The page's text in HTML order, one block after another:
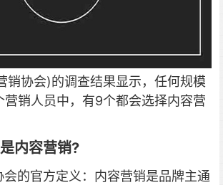
销协会)的调查结果显示，任何规模
营销人员中，有9个都会选择内容营
内容营销?
会的官方定义：内容营销是品牌主通